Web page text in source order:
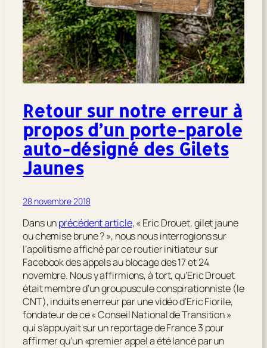
Retour sur notre erreur à
propos d’un porte-parole
auto-désigné des Gilets
Jaunes
28 novembre 2018
Dans unprécédent article, « Eric Drouet, gilet jaune
ou chemise brune ? », nous nous interrogions sur
l’apolitisme affiché par ce routier initiateur sur
Facebook des appels au blocage des 17 et 24
novembre. Nous y affirmions, à tort, qu’Eric Drouet
était membre d’un groupuscule conspirationniste (le
CNT), induits en erreur par une vidéo d’Eric Fiorile,
fondateur de ce « Conseil National de Transition »
qui s’appuyait sur un reportage de France 3 pour
affirmer qu’un«premier appel a été lancé par un